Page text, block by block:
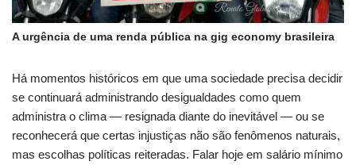
A urgência de uma renda pública na gig economy brasileira
Há momentos históricos em que uma sociedade precisa decidir
se continuará administrando desigualdades como quem
administra o clima — resignada diante do inevitável — ou se
reconhecerá que certas injustiças não são fenômenos naturais,
mas escolhas políticas reiteradas. Falar hoje em salário mínimo